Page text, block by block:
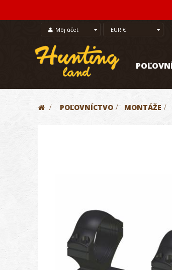
Môj účet EUR €
> POĽOVNÍCTVO > MONTÁŽE >